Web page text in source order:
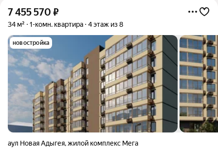
7 455 570 ₽
34 м² 1-комн. квартира 4 этаж из 8
новостройка
аул Новая Адыгея,жилой комплекс Мега